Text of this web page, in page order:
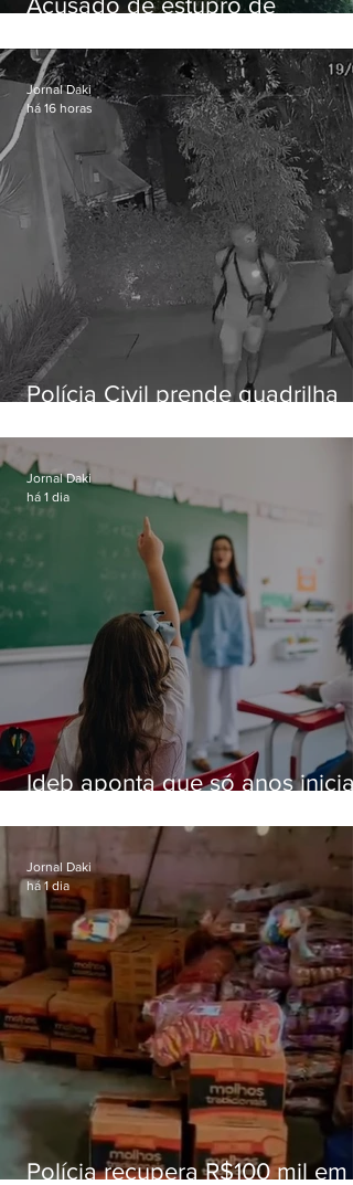
Polícia Civil prende quadrilha
residências de luxo no Rio
Jornal Daki
há 16 horas
Ideb aponta que só anos
educação
Jornal Daki
há 1 dia
Polícia recupera R$100 mil em
Jornal Daki
há 1 dia